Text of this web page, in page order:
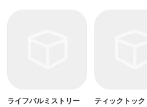
ライフパルミストリー
ティックトック